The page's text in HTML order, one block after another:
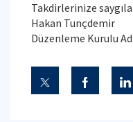
Takdirlerinize
Hakan Tunçdemir
Düzenleme Kurulu